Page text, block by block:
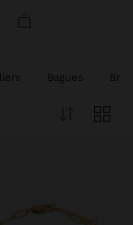
Bagues